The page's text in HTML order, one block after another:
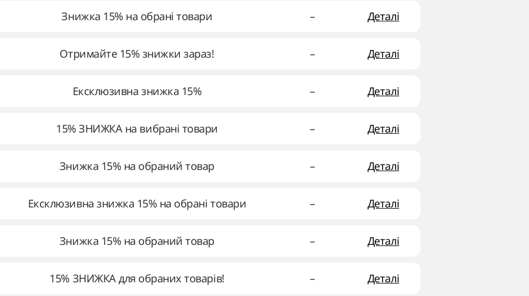
Знижка 15% на обрані товари – Деталі
Отримайте 15% знижки зараз! – Деталі
Ексклюзивна знижка 15% – Деталі
15% ЗНИЖКА на вибрані товари – Деталі
Знижка 15% на обраний товар – Деталі
Ексклюзивна знижка 15% на обрані товари – Деталі
Знижка 15% на обраний товар – Деталі
15% ЗНИЖКА для обраних товарів! – Деталі